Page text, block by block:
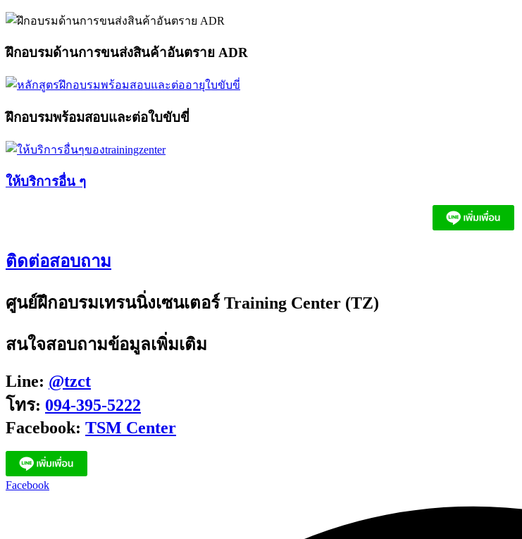
ฝึกอบรมด้านการขนส่งสินค้าอันตราย ADR​
ฝึกอบรมพร้อมสอบและต่อใบขับขี่​
ให้บริการอื่น ๆ​
ติดต่อสอบถาม
ศูนย์ฝึกอบรมเทรนนิ่งเซนเตอร์ Training Center (TZ)
สนใจสอบถามข้อมูลเพิ่มเติม
Line: @tzct
โทร: 094-395-5222
Facebook: TSM Center
Facebook